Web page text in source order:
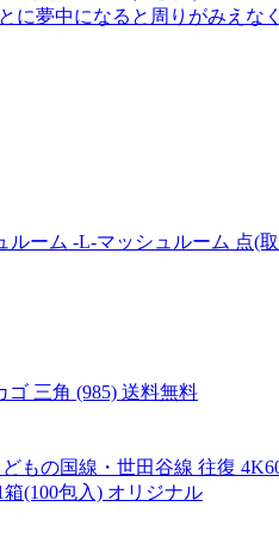
に夢中になると周りがみえ
ルーム -L-マッシュルーム 点(
三角 (985) 送料無料
もの国線・世田谷線 往復
(100包入) オリジナル